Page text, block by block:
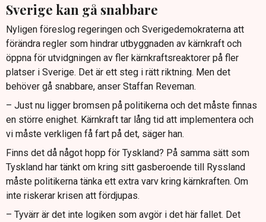
Sverige kan gå snabbare
Nyligen föreslog regeringen och Sverigedemokraterna att
förändra regler som hindrar utbyggnaden av kärnkraft och
öppna för utvidgningen av fler kärnkraftsreaktorer på fler
platser i Sverige. Det är ett steg i rätt riktning. Men det
behöver gå snabbare, anser Staffan Reveman.
– Just nu ligger bromsen på politikerna och det måste finnas
en större enighet. Kärnkraft tar lång tid att implementera och
vi måste verkligen få fart på det, säger han.
Finns det då något hopp för Tyskland? På samma sätt som
Tyskland har tänkt om kring sitt gasberoende till Ryssland
måste politikerna tänka ett extra varv kring kärnkraften. Om
inte riskerar krisen att fördjupas.
– Tyvärr är det inte logiken som avgör i det här fallet. Det